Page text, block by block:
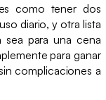
como tener dos
diario, y otra lista
sea para una cena
para ganar
complicaciones a